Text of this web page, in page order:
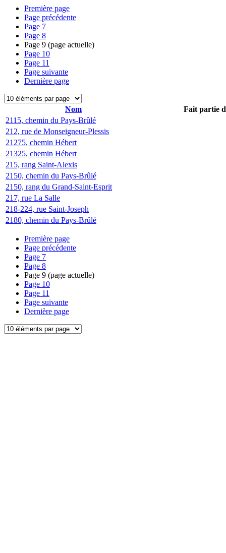
Première page
Page précédente
Page 7
Page 8
Page 9 (page actuelle)
Page 10
Page 11
Page suivante
Dernière page
Nom
Fait partie
2115, chemin du Pays-Brûlé
212, rue de Monseigneur-Plessis
21275, chemin Hébert
21325, chemin Hébert
215, rang Saint-Alexis
2150, chemin du Pays-Brûlé
2150, rang du Grand-Saint-Esprit
217, rue La Salle
218-224, rue Saint-Joseph
2180, chemin du Pays-Brûlé
Première page
Page précédente
Page 7
Page 8
Page 9 (page actuelle)
Page 10
Page 11
Page suivante
Dernière page